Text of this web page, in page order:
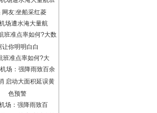
场遭水淹大量航
班准点率如何?大
场：强降雨致百